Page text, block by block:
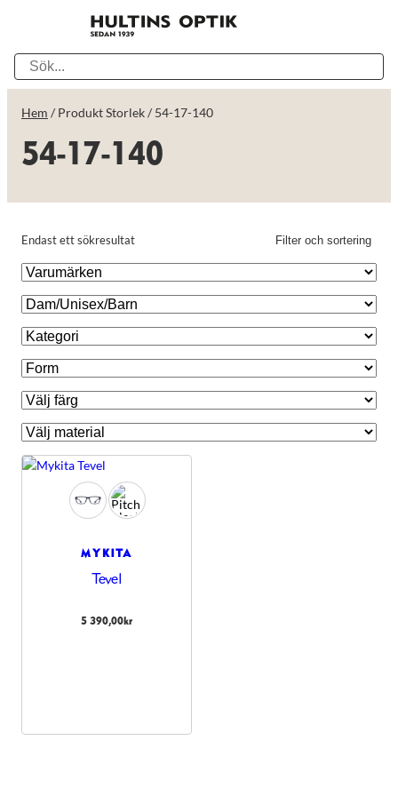
Hem / Produkt Storlek / 54-17-140
54-17-140
Filter och sortering
Endast ett sökresultat
MYKITA
Tevel
5 390,00kr
De behövs